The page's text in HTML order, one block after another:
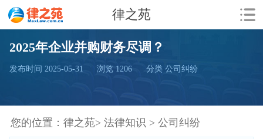
律之苑
2025年企业并购财务尽调？
发布时间 2025-05-31 浏览 1206 分类 公司纠纷
您的位置： 律之苑> 法律知识 > 公司纠纷